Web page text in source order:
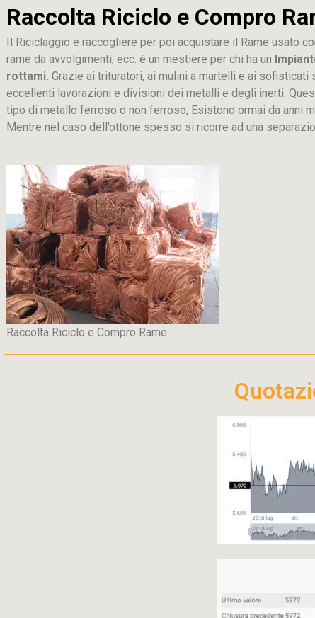
Raccolta Riciclo e Compro
Il Riciclaggio e raccogliere per poi acquistare il Rame usato
rame da avvolgimenti, ecc. è un mestiere per chi ha un
rottami. Grazie ai trituratori, ai mulini a martelli e ai
eccellenti lavorazioni e divisioni dei metalli e degli inerti.
tipo di metallo ferroso o non ferroso, Esistono ormai da anni
Mentre nel caso dell’ottone spesso si ricorre ad una
Raccolta Riciclo e Compro Rame